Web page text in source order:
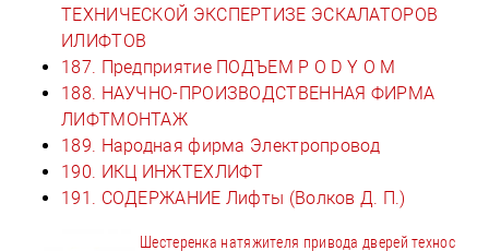
ТЕХНИЧЕСКОЙ ЭКСПЕРТИЗЕ ЭСКАЛАТОРОВ
ИЛИФТОВ
187. Предприятие ПОДЪЕМ Р О D Y О М
188. НАУЧНО-ПРОИЗВОДСТВЕННАЯ ФИРМА
ЛИФТМОНТАЖ
189. Народная фирма Электропровод
190. ИКЦ ИНЖТЕХЛИФТ
191. СОДЕРЖАНИЕ Лифты (Волков Д. П.)
Шестеренка натяжителя привода дверей технос